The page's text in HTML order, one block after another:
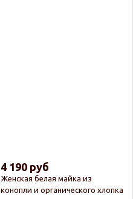
Женская белая майка из
конопли и органического хлопка
4 190 руб